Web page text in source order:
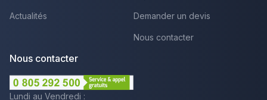
Actualités Demander un devis
Nous contacter
Nous contacter
Lundi au Vendredi :